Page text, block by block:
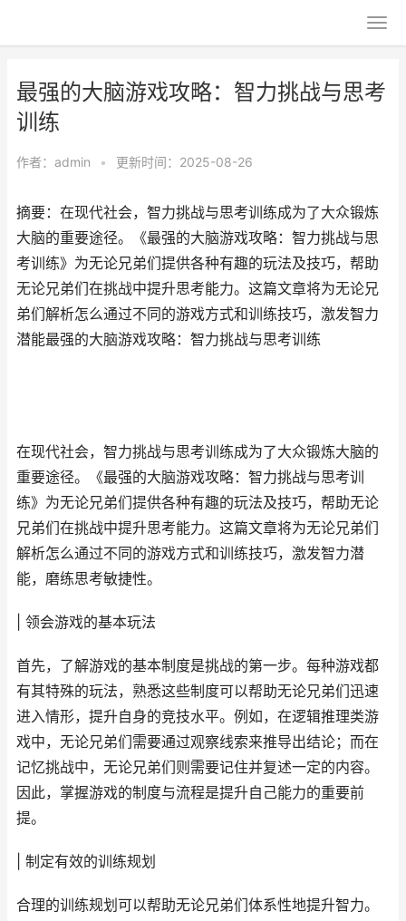
最强的大脑游戏攻略：智力挑战与思考
训练
作者： admin • 更新时间：2025-08-26
摘要：在现代社会，智力挑战与思考训练成为了大众锻炼
大脑的重要途径。《最强的大脑游戏攻略：智力挑战与思
考训练》为无论兄弟们提供各种有趣的玩法及技巧，帮助
无论兄弟们在挑战中提升思考能力。这篇文章将为无论兄
弟们解析怎么通过不同的游戏方式和训练技巧，激发智力
潜能最强的大脑游戏攻略：智力挑战与思考训练
在现代社会，智力挑战与思考训练成为了大众锻炼大脑的
重要途径。《最强的大脑游戏攻略：智力挑战与思考训
练》为无论兄弟们提供各种有趣的玩法及技巧，帮助无论
兄弟们在挑战中提升思考能力。这篇文章将为无论兄弟们
解析怎么通过不同的游戏方式和训练技巧，激发智力潜
能，磨练思考敏捷性。
| 领会游戏的基本玩法
首先，了解游戏的基本制度是挑战的第一步。每种游戏都
有其特殊的玩法，熟悉这些制度可以帮助无论兄弟们迅速
进入情形，提升自身的竞技水平。例如，在逻辑推理类游
戏中，无论兄弟们需要通过观察线索来推导出结论；而在
记忆挑战中，无论兄弟们则需要记住并复述一定的内容。
因此，掌握游戏的制度与流程是提升自己能力的重要前
提。
| 制定有效的训练规划
合理的训练规划可以帮助无论兄弟们体系性地提升智力。